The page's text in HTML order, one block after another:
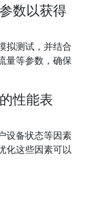
数以获得
拟测试，并结合
量等参数，确保
性能表
设备状态等因素
化这些因素可以